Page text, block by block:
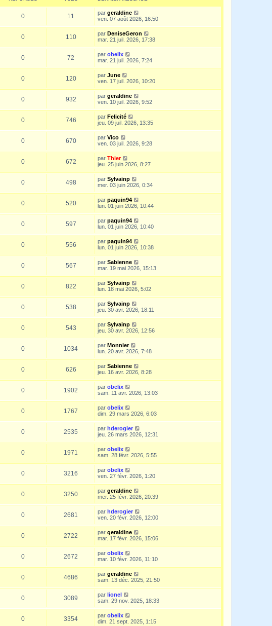
0 11 par geraldine
ven. 07 août 2026, 16:50
0 110 par DeniseGeron
mar. 21 juil. 2026, 17:38
0 72 par obelix
mar. 21 juil. 2026, 7:24
0 120 par June
ven. 17 juil. 2026, 10:20
0 932 par geraldine
ven. 10 juil. 2026, 9:52
0 746 par Felicité
jeu. 09 juil. 2026, 13:35
0 670 par Vico
ven. 03 juil. 2026, 9:28
0 672 par Thier
jeu. 25 juin 2026, 8:27
0 498 par Sylvainp
mer. 03 juin 2026, 0:34
0 520 par paquin94
lun. 01 juin 2026, 10:44
0 597 par paquin94
lun. 01 juin 2026, 10:40
0 556 par paquin94
lun. 01 juin 2026, 10:38
0 567 par Sabienne
mar. 19 mai 2026, 15:13
0 822 par Sylvainp
lun. 18 mai 2026, 5:02
0 538 par Sylvainp
jeu. 30 avr. 2026, 18:11
0 543 par Sylvainp
jeu. 30 avr. 2026, 12:56
0 1034 par Monnier
lun. 20 avr. 2026, 7:48
0 626 par Sabienne
jeu. 16 avr. 2026, 8:28
0 1902 par obelix
sam. 11 avr. 2026, 13:03
0 1767 par obelix
dim. 29 mars 2026, 6:03
0 2535 par hderogier
jeu. 26 mars 2026, 12:31
0 1971 par obelix
sam. 28 févr. 2026, 5:55
0 3216 par obelix
ven. 27 févr. 2026, 1:20
0 3250 par geraldine
mer. 25 févr. 2026, 20:39
0 2681 par hderogier
ven. 20 févr. 2026, 12:00
0 2722 par geraldine
mar. 17 févr. 2026, 15:06
0 2672 par obelix
mar. 10 févr. 2026, 11:10
0 4686 par geraldine
sam. 13 déc. 2025, 21:50
0 3089 par lionel
sam. 29 nov. 2025, 18:33
0 3354 par obelix
dim. 21 sept. 2025, 1:15